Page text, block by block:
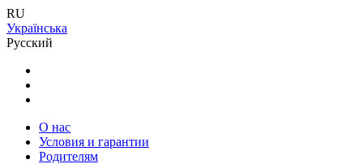
RU
Українська
Русский
О нас
Условия и гарантии
Родителям